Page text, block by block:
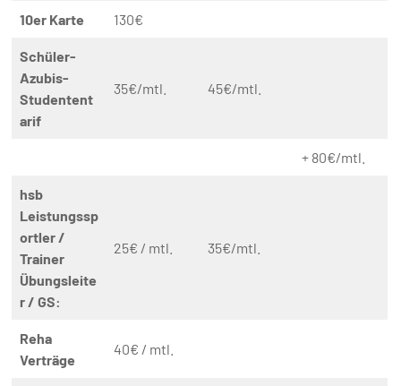
10er Karte 130€
Schüler-
Azubis-
Studentent
arif
35€/mtl. 45€/mtl.
+ 80€/mtl.
hsb
Leistungssp
ortler /
Trainer
Übungsleite
r / GS:
25€ / mtl. 35€/mtl.
Reha
Verträge
40€ / mtl.